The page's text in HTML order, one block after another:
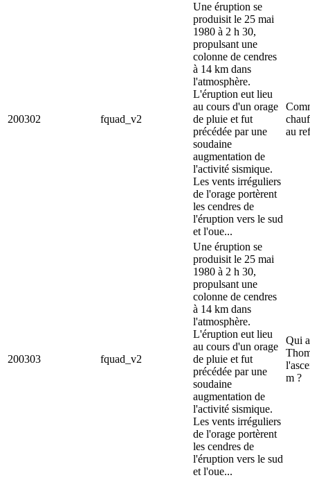
200302 fquad_v2
Une éruption se
produisit le 25 mai
1980 à 2 h 30,
propulsant une
colonne de cendres
à 14 km dans
l'atmosphère.
L'éruption eut lieu
au cours d'un orage
de pluie et fut
précédée par une
soudaine
augmentation de
l'activité sismique.
Les vents irréguliers
de l'orage portèrent
les cendres de
l'éruption vers le sud
et l'oue...
au
200303 fquad_v2
Une éruption se
produisit le 25 mai
1980 à 2 h 30,
propulsant une
colonne de cendres
à 14 km dans
l'atmosphère.
L'éruption eut lieu
au cours d'un orage
de pluie et fut
précédée par une
soudaine
augmentation de
l'activité sismique.
Les vents irréguliers
de l'orage portèrent
les cendres de
l'éruption vers le sud
et l'oue...
Qui
m ?